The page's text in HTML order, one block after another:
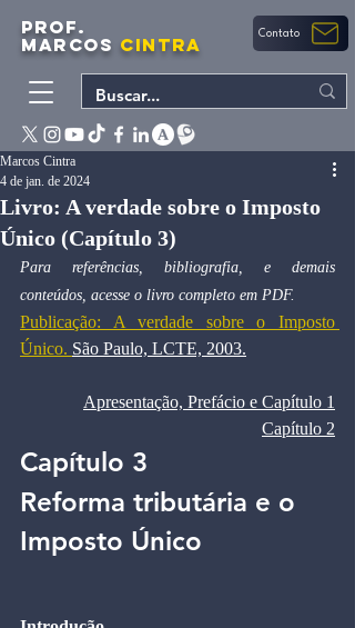
PROF.
MARCOS CINTRA Contato
Livro: A verdade sobre o Imposto
Único (Capítulo 3)
Marcos Cintra
4 de jan. de 2024
Para referências, bibliografia, e demais
conteúdos, acesse o livro completo em PDF.
Publicação: A verdade sobre o Imposto
Único. São Paulo, LCTE, 2003.
Apresentação, Prefácio e Capítulo 1
Capítulo 2
Capítulo 3
Reforma tributária e o
Imposto Único